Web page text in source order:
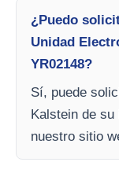
¿Puedo
Unidad
YR02148?
Sí, puede
Kalstein de
nuestro sitio